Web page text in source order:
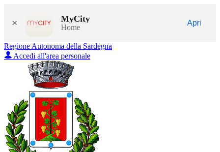
× MyCity
Home
Apri
Regione Autonoma della Sardegna
Accedi all'area personale